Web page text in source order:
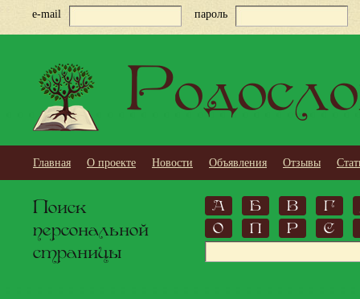
e-mail пароль
Главная О проекте Новости Объявления Отзывы
Поиск
персональной
страницы
А Б В
Г
О
П Р С